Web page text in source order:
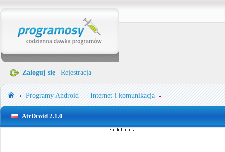
Zaloguj się Rejestracja
ProgramyAndroid Internet i komunikacja
AirDroid 2.1.0